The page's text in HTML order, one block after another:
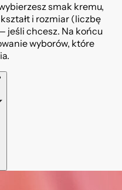
smak kremu,
i rozmiar (liczbę
jeśli chcesz. Na końcu
wyborów, które